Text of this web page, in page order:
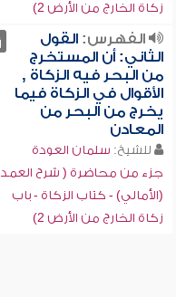
زكاة الخارج من الأرض 2)
الفهرس:القول
الثاني: أن المستخرج
من البحر فيه الزكاة ,
الأقوال في الزكاة فيما
يخرج من البحر من
المعادن
للشيخ: سلمان العودة
جزء من محاضرة ( شرح
(الأمالي) - كتاب الزكاة - باب
زكاة الخارج من الأرض 2)